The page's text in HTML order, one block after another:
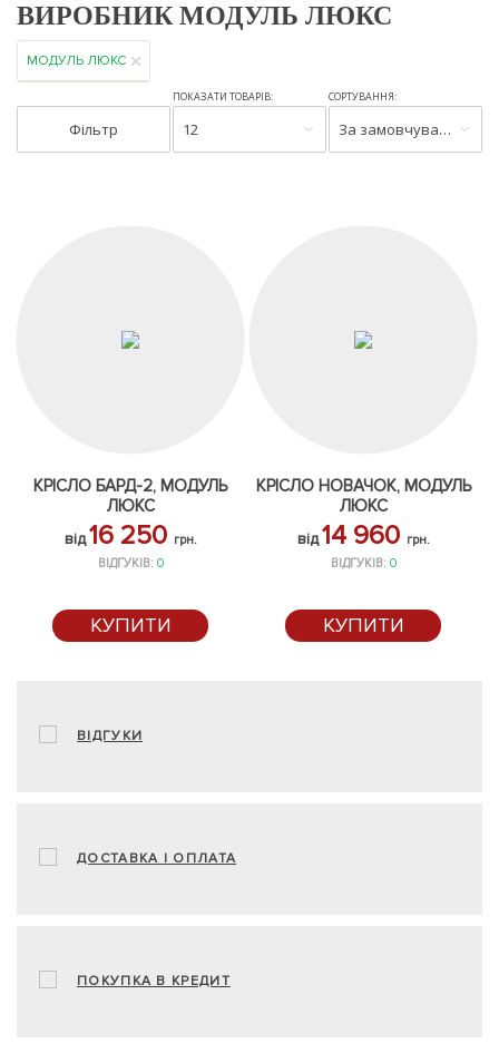
ВИРОБНИК МОДУЛЬ ЛЮКС
МОДУЛЬ ЛЮКС
Фільтр
ПОКАЗАТИ ТОВАРІВ:
12
СОРТУВАННЯ:
За замовчуванням
КРІСЛО БАРД-2, МОДУЛЬ
ЛЮКС
від16 250 грн.
ВІДГУКІВ: 0
КУПИТИ
КРІСЛО НОВАЧОК, МОДУЛЬ
ЛЮКС
від14 960 грн.
ВІДГУКІВ: 0
КУПИТИ
ВІДГУКИ
ДОСТАВКА І ОПЛАТА
ПОКУПКА В КРЕДИТ